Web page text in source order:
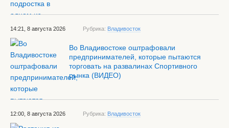
14:21, 8 августа 2026 Рубрика: Владивосток
Во Владивостоке оштрафовали
предпринимателей, которые пытаются
торговать на развалинах Спортивного
рынка (ВИДЕО)
12:00, 8 августа 2026 Рубрика: Владивосток